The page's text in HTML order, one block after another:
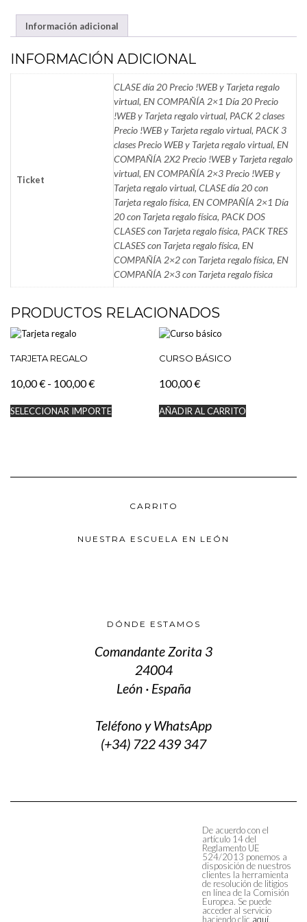
NO
COMPLICARTE
Información adicional
INFORMACIÓN ADICIONAL
Ticket
CLASE día 20 Precio !WEB y Tarjeta regalo
virtual, EN COMPAÑÍA 2×1 Día 20 Precio
!WEB y Tarjeta regalo virtual, PACK 2 clases
Precio !WEB y Tarjeta regalo virtual, PACK 3
clases Precio WEB y Tarjeta regalo virtual, EN
COMPAÑÍA 2X2 Precio !WEB y Tarjeta regalo
virtual, EN COMPAÑÍA 2×3 Precio !WEB y
Tarjeta regalo virtual, CLASE día 20 con
Tarjeta regalo física, EN COMPAÑÍA 2×1 Día
20 con Tarjeta regalo física, PACK DOS
CLASES con Tarjeta regalo física, PACK TRES
CLASES con Tarjeta regalo física, EN
COMPAÑÍA 2×2 con Tarjeta regalo física, EN
COMPAÑÍA 2×3 con Tarjeta regalo física
PRODUCTOS RELACIONADOS
TARJETA REGALO
10,00€ - 100,00€Rango
precios:
SELECCIONAR IMPORTEproducto
opciones
elegir
la
CURSO BÁSICO
100,00€
AÑADIR AL CARRITO
CARRITO
NUESTRA ESCUELA EN LEÓN
DÓNDE ESTAMOS
Comandante Zorita 3
24004
León · España
Teléfono y WhatsApp
(+34) 722 439 347
De acuerdo con el
artículo 14 del
Reglamento UE
524/2013 ponemos a
disposición de nuestros
clientes la herramienta
de resolución de litigios
en línea de la Comisión
Europea. Se puede
acceder al servicio
haciendo clic aquí.